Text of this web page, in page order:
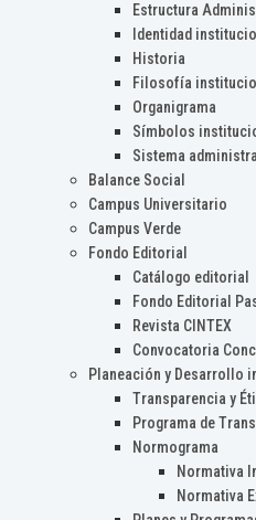
Estructura
Identidad
Historia
Filosofía
Organigrama
Símbolos
Sistema
Balance Social
Campus Universitario
Campus Verde
Fondo Editorial
Catálogo editorial
Fondo Editorial
Revista CINTEX
Convocatoria
Planeación y Desarrollo
Transparencia y
Programa de
Normograma
Normativa
Normativa